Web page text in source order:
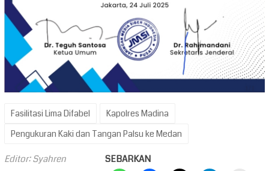
Fasilitasi Lima Difabel
Kapolres Madina
Pengukuran Kaki dan Tangan Palsu ke Medan
Editor: Syahren SEBARKAN